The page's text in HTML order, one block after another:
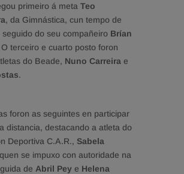
primeiro á meta Teo
, da Gimnástica, cun tempo de
seguido do seu compañeiro Brían
O terceiro e cuarto posto foron
do Beade, Nuno Carreira e
.
foron as seguintes en participar
distancia, destacando a atleta do
Deportiva C.A.R., Sabela
se impuxo con autoridade na
de Abril Peye Helena